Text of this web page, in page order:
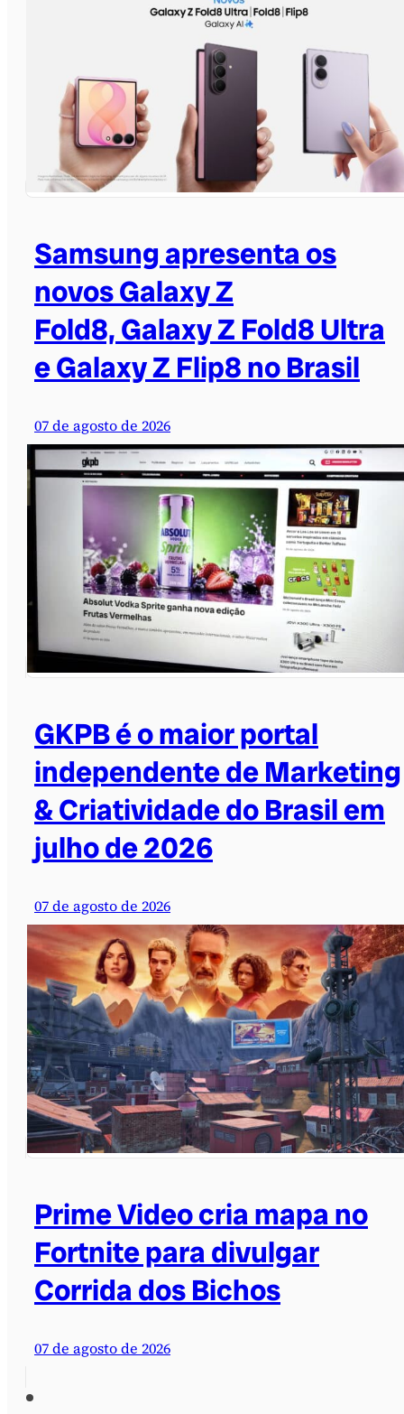
Samsung apresenta os
novos Galaxy Z
Fold8, Galaxy Z Fold8 Ultra
e Galaxy Z Flip8 no Brasil
07 de agosto de 2026
GKPB é o maior portal
independente de Marketing
& Criatividade do Brasil em
julho de 2026
07 de agosto de 2026
Prime Video cria mapa no
Fortnite para divulgar
Corrida dos Bichos
07 de agosto de 2026